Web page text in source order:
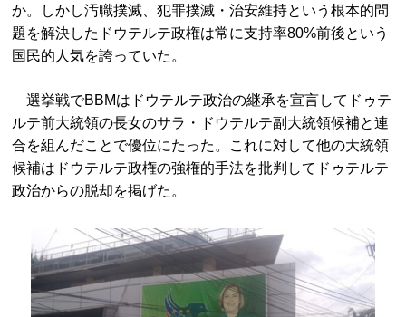
か。しかし汚職撲滅、犯罪撲滅・治安維持という根本的問
題を解決したドウテルテ政権は常に支持率80%前後という
国民的人気を誇っていた。
選挙戦でBBMはドウテルテ政治の継承を宣言してドゥテ
ルテ前大統領の長女のサラ・ドウテルテ副大統領候補と連
合を組んだことで優位にたった。これに対して他の大統領
候補はドウテルテ政権の強権的手法を批判してドゥテルテ
政治からの脱却を掲げた。